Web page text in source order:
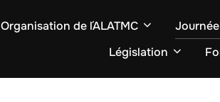
Organisation de l´ALATMC
Législation